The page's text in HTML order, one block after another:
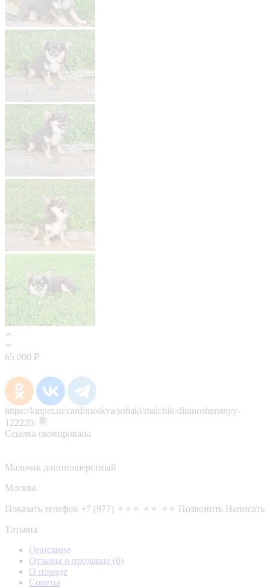
65 000 ₽
https://kinpet.ru/card/moskva/sobaki/malchik-dlinnosherstnyy-
122220/
Ссылка скопирована
Мальчик длинношерстный
Москва
Показать телефон +7 (977) ⚬⚬⚬ ⚬⚬ ⚬⚬ Позвонить Написать
Татьяна
Описание
Отзывы о продавце (0)
О породе
Советы